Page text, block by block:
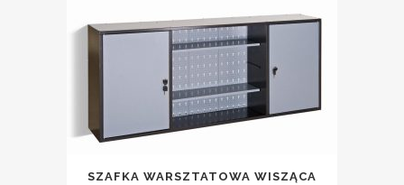
1076 zł.721 zł.
SZAFKA WARSZTATOWA WISZĄCA